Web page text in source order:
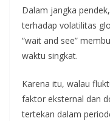
Dalam jangka
terhadap volatilitas
“wait and see”
waktu singkat.
Karena itu, walau
faktor eksternal dan
tertekan dalam